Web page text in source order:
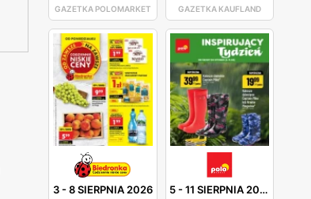
GAZETKA POLOMARKET GAZETKA KAUFLAND
3-8 SIERPNIA 2026 5-11 SIERPNIA 2026